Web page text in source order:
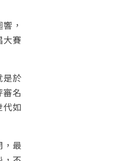
，
賽
是於
名
如
最